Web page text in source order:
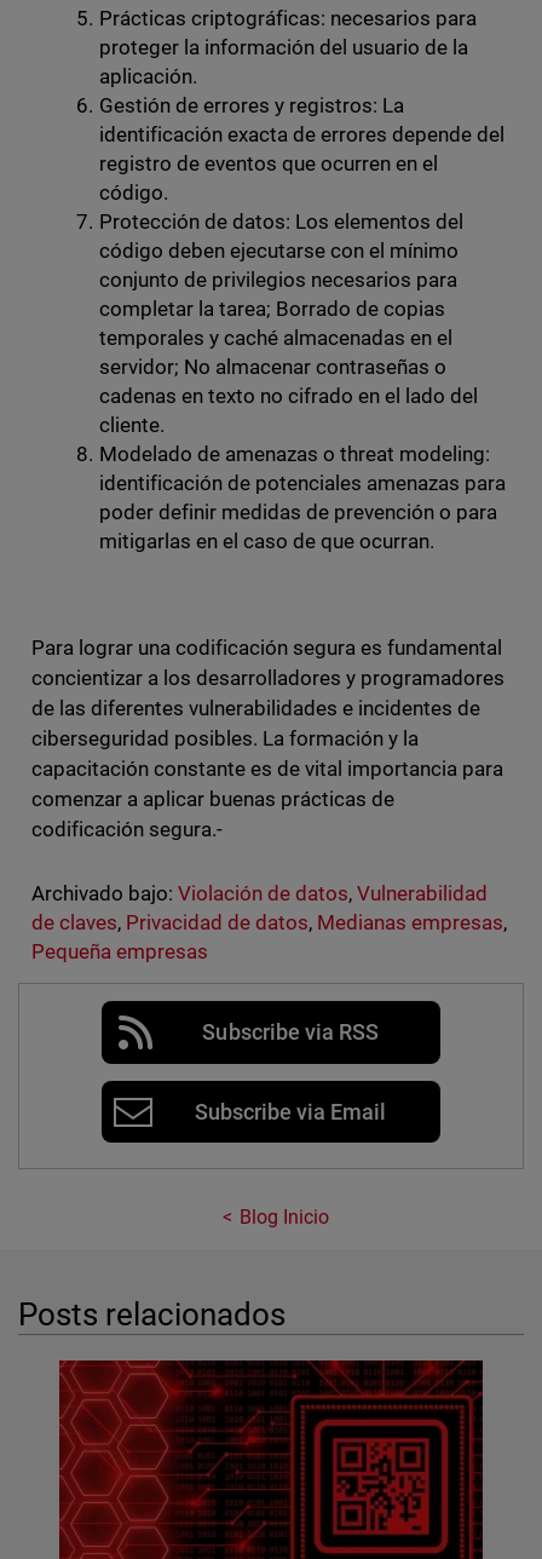
Prácticas criptográficas: necesarios para
proteger la información del usuario de la
aplicación.
Gestión de errores y registros: La
identificación exacta de errores depende del
registro de eventos que ocurren en el
código.
Protección de datos: Los elementos del
código deben ejecutarse con el mínimo
conjunto de privilegios necesarios para
completar la tarea; Borrado de copias
temporales y caché almacenadas en el
servidor; No almacenar contraseñas o
cadenas en texto no cifrado en el lado del
cliente.
Modelado de amenazas o threat modeling:
identificación de potenciales amenazas para
poder definir medidas de prevención o para
mitigarlas en el caso de que ocurran.
Para lograr una codificación segura es fundamental
concientizar a los desarrolladores y programadores
de las diferentes vulnerabilidades e incidentes de
ciberseguridad posibles. La formación y la
capacitación constante es de vital importancia para
comenzar a aplicar buenas prácticas de
codificación segura.-
Archivado bajo: Violación de datos,Vulnerabilidad
de claves, Privacidad de datos, Medianas empresas,
Pequeña empresas
Subscribe via RSS
Subscribe via Email
Blog Inicio
Posts relacionados